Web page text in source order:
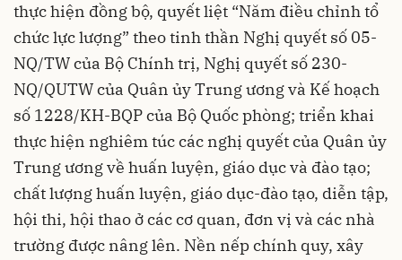
thực hiện đồng bộ, quyết liệt “Năm điều chỉnh tổ
chức lực lượng” theo tinh thần Nghị quyết số 05-
NQ/TW của Bộ Chính trị, Nghị quyết số 230-
NQ/QUTW của Quân ủy Trung ương và Kế hoạch
số 1228/KH-BQP của Bộ Quốc phòng; triển khai
thực hiện nghiêm túc các nghị quyết của Quân ủy
Trung ương về huấn luyện, giáo dục và đào tạo;
chất lượng huấn luyện, giáo dục-đào tạo, diễn tập,
hội thi, hội thao ở các cơ quan, đơn vị và các nhà
trường được nâng lên. Nền nếp chính quy, xây